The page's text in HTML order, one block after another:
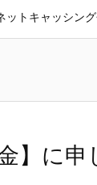
トキャッシン
】に申